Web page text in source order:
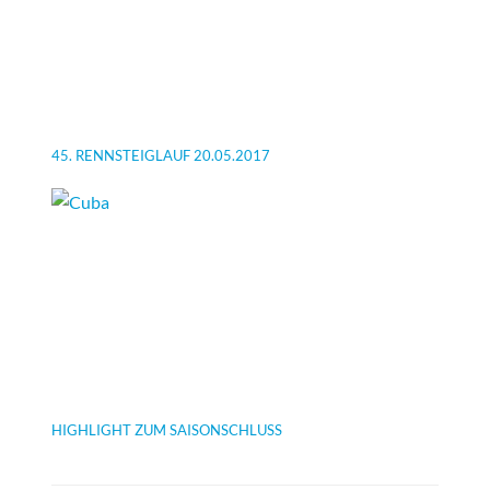
45. RENNSTEIGLAUF 20.05.2017
HIGHLIGHT ZUM SAISONSCHLUSS